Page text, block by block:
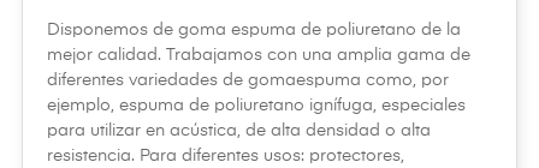
Disponemos de goma espuma de poliuretano de la
mejor calidad. Trabajamos con una amplia gama de
diferentes variedades de gomaespuma como, por
ejemplo, espuma de poliuretano ignífuga, especiales
para utilizar en acústica, de alta densidad o alta
resistencia. Para diferentes usos: protectores,